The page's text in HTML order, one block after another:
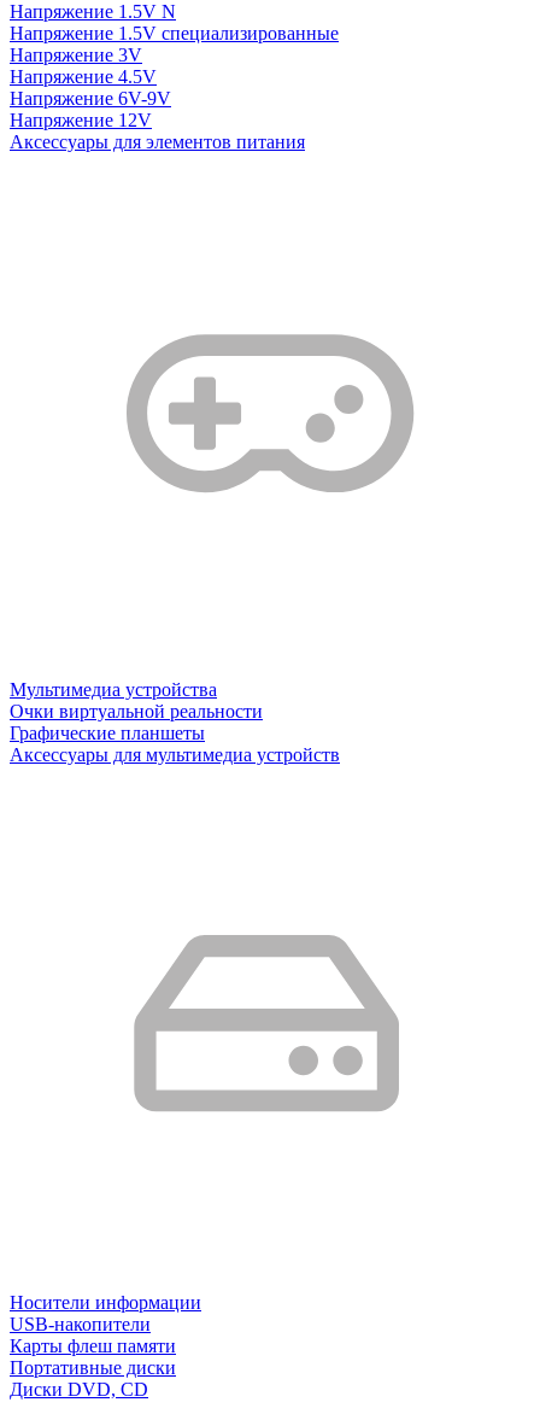
Напряжение 1.5V N
Напряжение 1.5V специализированные
Напряжение 3V
Напряжение 4.5V
Напряжение 6V-9V
Напряжение 12V
Аксессуары для элементов питания
Мультимедиа устройства
Очки виртуальной реальности
Графические планшеты
Аксессуары для мультимедиа устройств
Носители информации
USB-накопители
Карты флеш памяти
Портативные диски
Диски DVD, CD